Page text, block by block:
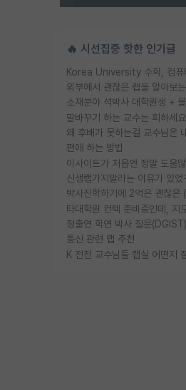
🔥 시선집중 핫한 인기글
외부에서 괜찮은 랩을 알아보
소재분야 석박사 대학원생 +
말바꾸기 하는 교수는 피하세요
편애 하는 방법
이사이트가 처음엔 정말 도움많
신생랩가지말라는 이유가 있었
정출연 학연 박사 질문(DGIST)
통신 관련 랩 추천
K 전전 교수님들 랩실 어떤지